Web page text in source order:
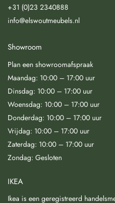
+31 (0)23 2340888
info@elswoutmeubels.nl
Showroom
Plan een showroomafspraak
Maandag: 10:00 – 17:00 uur
Dinsdag: 10:00 – 17:00 uur
Woensdag: 10:00 – 17:00 uur
Donderdag: 10:00 – 17:00 uur
Vrijdag: 10:00 – 17:00 uur
Zaterdag: 10:00 – 17:00 uur
Zondag: Gesloten
IKEA
Ikea is een geregistreerd